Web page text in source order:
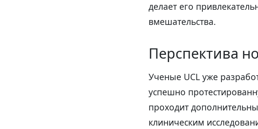
делает его
вмешательства.
Перспектива
Ученые UCL уже
успешно
проходит
клиническим